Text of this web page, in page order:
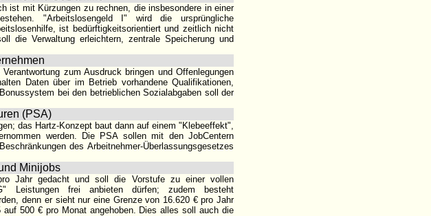
ist mit Kürzungen zu rechnen, die insbesondere in einer
"Arbeitslosengeld I" wird die ursprüngliche
ist bedürftigkeitsorientiert und zeitlich nicht
die Verwaltung erleichtern, zentrale Speicherung und
zum Ausdruck bringen und Offenlegungen
Daten über im Betrieb vorhandene Qualifikationen,
bei den betrieblichen Sozialabgaben soll der
(PSA)
das Hartz-Konzept baut dann auf einem "Klebeeffekt",
werden. Die PSA sollen mit den JobCentern
des Arbeitnehmer-Überlassungsgesetzes
Minijobs
Jahr gedacht und soll die Vorstufe zu einer vollen
Leistungen frei anbieten dürfen; zudem besteht
denn er sieht nur eine Grenze von 16.620 € pro Jahr
500 € pro Monat angehoben. Dies alles soll auch die